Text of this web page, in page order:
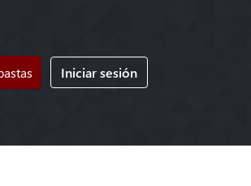
Iniciar sesión